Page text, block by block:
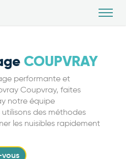
COUPVRAY
performante et
Coupvray, faites
notre équipe
utilisons des méthodes
les nuisibles rapidement